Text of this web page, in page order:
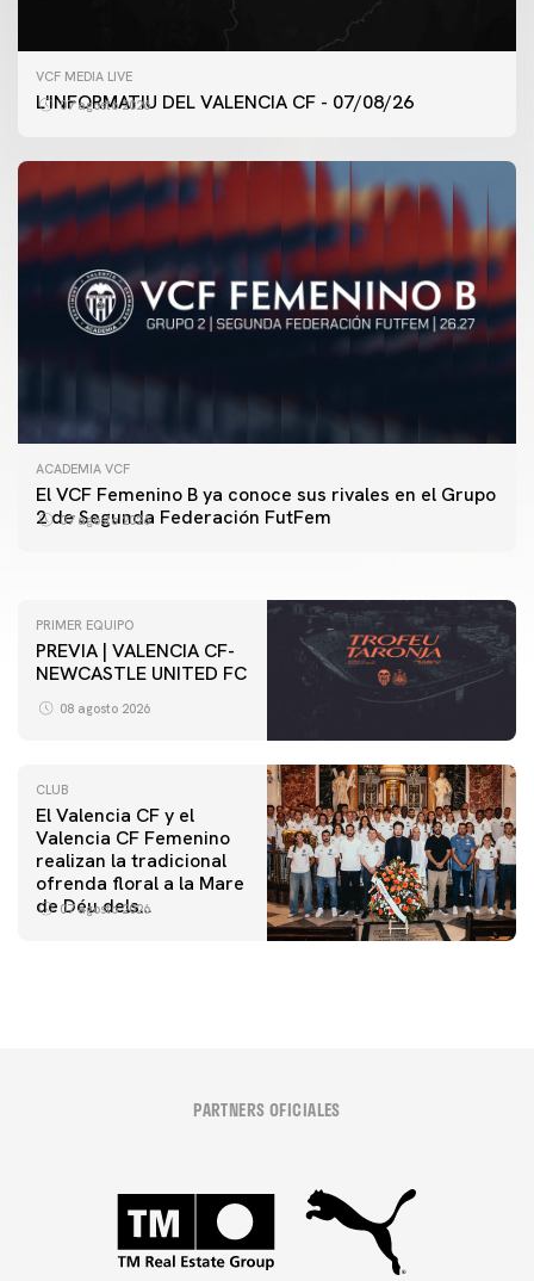
VCF MEDIA LIVE
L'INFORMATIU DEL VALENCIA CF - 07/08/26
07 agosto 2026
ACADEMIA VCF
El VCF Femenino B ya conoce sus rivales en el Grupo
2 de Segunda Federación FutFem
07 agosto 2026
PRIMER EQUIPO
ENTRENAMIENTO DEL VALENCIA CF 7/8/2026
PRIMER EQUIPO
PREVIA | VALENCIA CF-
NEWCASTLE UNITED FC
08 agosto 2026
CLUB
El Valencia CF y el
Valencia CF Femenino
realizan la tradicional
ofrenda floral a la Mare
de Déu dels
07 agosto 2026
PARTNERS OFICIALES